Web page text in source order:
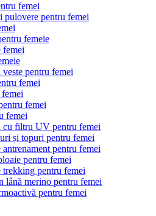
femei
pulovere pentru femei
femeie
femei
pentru femei
femei
femei
femei
cu filtru UV pentru femei
și topuri pentru femei
pentru femei
pentru femei
trekking pentru femei
lână merino pentru femei
pentru femei